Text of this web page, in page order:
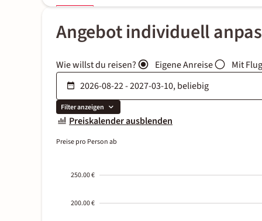
Angebot individuell
Wie willst du reisen? Eigene Anreise Mit Flug
Filter anzeigen
Preiskalender ausblenden
Preise pro Person ab
250.00 €
200.00 €